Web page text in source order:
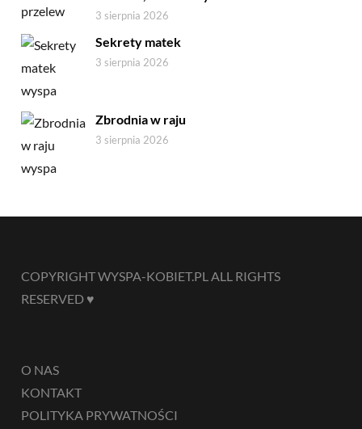
3 sierpnia 2026
Sekrety matek
3 sierpnia 2026
Zbrodnia w raju
3 sierpnia 2026
COPYRIGHT WYSPA-KOBIET.PL ALL RIGHTS
RESERVED ♥
O NAS
KONTAKT
POLITYKA PRYWATNOŚCI